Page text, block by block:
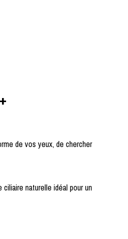
de vos yeux, de chercher
naturelle idéal pour un